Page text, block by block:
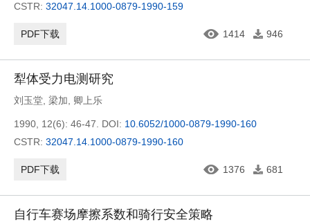
CSTR: 32047.14.1000-0879-1990-159
PDF下载 1414 946
犁体受力电测研究
刘玉堂 梁加 卿上乐
1990, 12(6): 46-47. DOI: 10.6052/1000-0879-1990-160
CSTR: 32047.14.1000-0879-1990-160
PDF下载 1376 681
自行车赛场摩擦系数和骑行安全策略